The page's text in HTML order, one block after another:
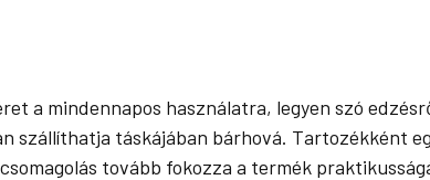
a mindennapos használatra, legyen szó
szállíthatja táskájában bárhová. Tartozékként
tovább fokozza a termék